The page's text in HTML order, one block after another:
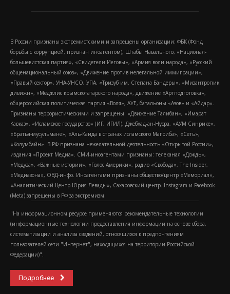
В России признаны экстремистскими и запрещены организации: ФБК (Фонд
борьбы с коррупцией, признан иноагентом), Штабы Навального, «Национал-
большевистская партия», «Свидетели Иеговы», «Армия воли народа», «Русский
общенациональный союз», «Движение против нелегальной иммиграции»,
«Правый сектор», УНА-УНСО, УПА, «Тризуб им. Степана Бандеры», «Мизантропик
дивижн», «Меджлис крымскотатарского народа», движение «Артподготовка»,
общероссийская политическая партия «Воля», АУЕ, батальоны «Азов» и «Айдар».
Признаны террористическими и запрещены: «Движение Талибан», «Имарат
Кавказ», «Исламское государство» (ИГ, ИГИЛ), Джебхад-ан-Нусра, «АУМ Синрике»,
«Братья-мусульмане», «Аль-Каида в странах исламского Магриба», «Сеть»,
«Колумбайн». В РФ признана нежелательной деятельность «Открытой России»,
издания «Проект Медиа». СМИ-иноагентами признаны: телеканал «Дождь»,
«Медуза», «Важные истории», «Голос Америки», радио «Свобода», The Insider,
«Медиазона», ОВД-инфо. Иноагентами признаны общество/центр «Мемориал»,
«Аналитический Центр Юрия Левады», Сахаровский центр. Instagram и Facebook
(Metа) запрещены в РФ за экстремизм.
"На информационном ресурсе применяются рекомендательные технологии
(информационные технологии предоставления информации на основе сбора,
систематизации и анализа сведений, относящихся к предпочтениям
пользователей сети "Интернет", находящихся на территории Российской
Федерации)".
Подробнее